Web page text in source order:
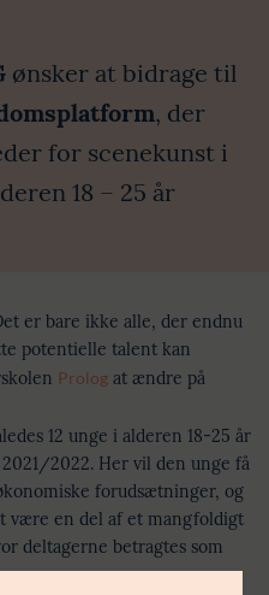
ønsker at bidrage til
, der
for scenekunst i
18 – 25 år
er bare ikke alle, der endnu
potentielle talent kan
Prologat ændre på
12 unge i alderen 18-25 år
2022. Her vil den unge få
forudsætninger, og
være en del af et mangfoldigt
deltagerne betragtes som